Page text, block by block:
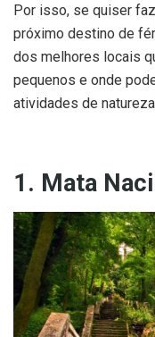
Por isso, se quiser
próximo destino de
dos melhores locais
pequenos e onde
atividades de
1. Mata